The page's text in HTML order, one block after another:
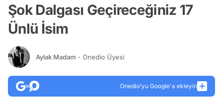
Şok Dalgası Geçireceğiniz 17
Ünlü İsim
Aylak Madam - Onedio Üyesi
Onedio’yu Google'a ekleyin